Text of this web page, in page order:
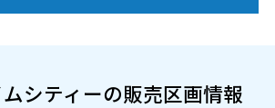
シティーの販売区画情報